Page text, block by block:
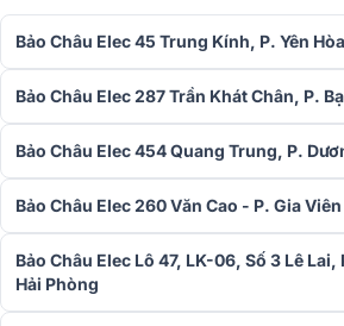
Nâng cấp cấu trúc “The Voice of Sonus
Loa Sonus FaberSuprema được nhà sản
"The Voice of Sonus faber" bằng cách
dành riêng cho thể tích bên trong tweeter
hóa hiệu suất trình diễn. Chiếc buồng
các bức tường ngăn cách thông thường
đặc biệt cho dải âm mượt mà hơn.
Bảo Châu Elec 45 Trung Kính, P. Yên
Bảo Châu Elec 287 Trần Khát Chân, P.
Bảo Châu Elec 454 Quang Trung, P.
Bảo Châu Elec 260 Văn Cao - P. Gia
Bảo Châu Elec Lô 47, LK-06, Số 3 Lê
Hải Phòng